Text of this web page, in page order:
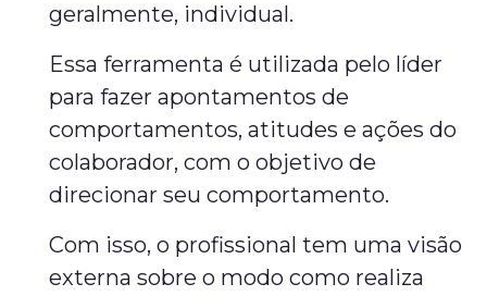
geralmente, individual.
Essa ferramenta é utilizada pelo líder
para fazer apontamentos de
comportamentos, atitudes e ações do
colaborador, com o objetivo de
direcionar seu comportamento.
Com isso, o profissional tem uma visão
externa sobre o modo como realiza